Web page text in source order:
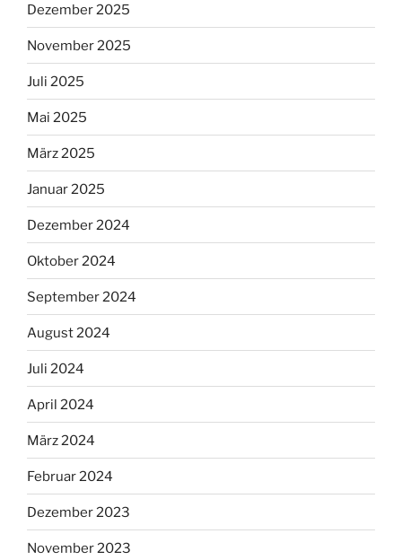
Dezember 2025
November 2025
Juli 2025
Mai 2025
März 2025
Januar 2025
Dezember 2024
Oktober 2024
September 2024
August 2024
Juli 2024
April 2024
März 2024
Februar 2024
Dezember 2023
November 2023